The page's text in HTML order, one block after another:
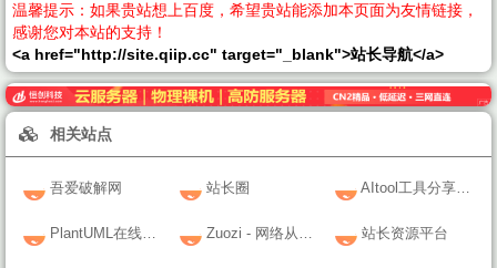
温馨提示：如果贵站想上百度，希望贵站能添加本页面为友情链接，
感谢您对本站的支持！
<a href="http://site.qiip.cc" target="_blank">站长导航</a>
相关站点
吾爱破解网 站长圈 AItool工具分享社区
PlantUML在线编辑器 Zuozi - 网络从业者长见识就来Zuozi.NET 站长资源平台